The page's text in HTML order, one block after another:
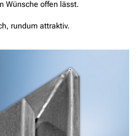
Wünsche offen lässt.
rundum attraktiv.